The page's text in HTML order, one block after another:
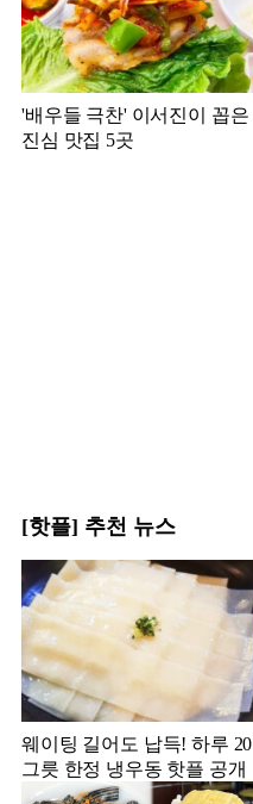
'배우들 극찬' 이서진이 꼽은
진심 맛집 5곳
[핫플] 추천 뉴스
웨이팅 길어도 납득! 하루 20
그릇 한정 냉우동 핫플 공개